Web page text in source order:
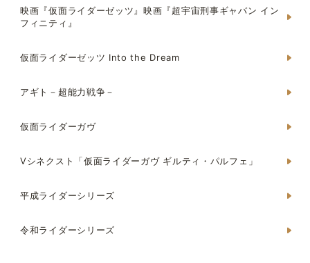
映画『仮面ライダーゼッツ』映画『超宇宙刑事ギャバン イン
フィニティ』
仮面ライダーゼッツ Into the Dream
アギト－超能力戦争－
仮面ライダーガヴ
Vシネクスト「仮面ライダーガヴ ギルティ・パルフェ」
平成ライダーシリーズ
令和ライダーシリーズ